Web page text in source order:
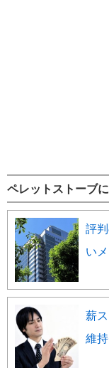
ペレットストーブ
評
い
薪
維